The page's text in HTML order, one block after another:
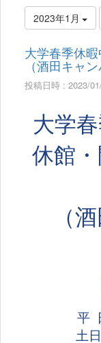
2023年1月
大学春季休
（酒田キャ
投稿日時 : 2023/
大学
休館
（
平
土